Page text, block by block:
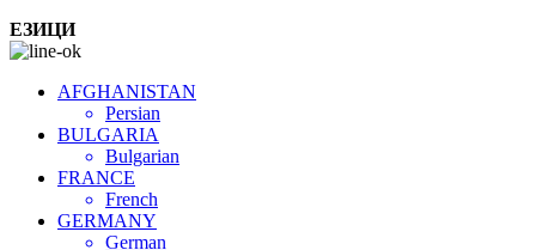
ЕЗИЦИ
AFGHANISTAN
Persian
BULGARIA
Bulgarian
FRANCE
French
GERMANY
German